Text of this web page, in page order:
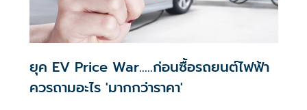
ยุค EV Price War…..ก่อนซื้อรถยนต์ไฟฟ้า
ควรถามอะไร 'มากกว่าราคา'